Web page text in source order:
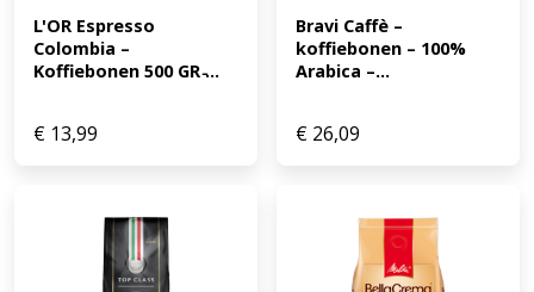
L'OR Espresso
Colombia –
Koffiebonen 500 GR ̵...
€ 13,99
Bravi Caffè –
koffiebonen – 100%
Arabica –...
€ 26,09